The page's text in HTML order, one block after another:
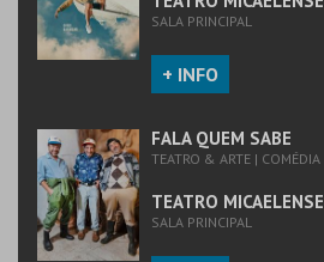
SALA PRINCIPAL
+ INFO
FALA QUEM SABE
TEATRO & ARTE | COMÉDIA
TEATRO MICAELENSE
SALA PRINCIPAL